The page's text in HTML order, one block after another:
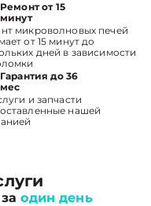
Ремонт от 15
минут
микроволновых печей
от 15 минут до
дней в зависимости
Гарантия до 36
мес
и запчасти
нашей
заодин день